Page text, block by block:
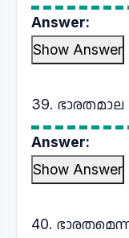
Answer:
Show Answer
39. ഭാരതമാല
Answer:
Show Answer
40.